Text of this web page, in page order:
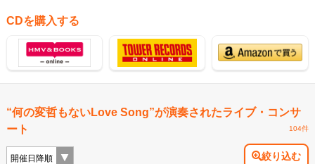
CDを購入する
“何の変哲もないLove Song”が演奏されたライブ・コンサ
ート
104件
絞り込む